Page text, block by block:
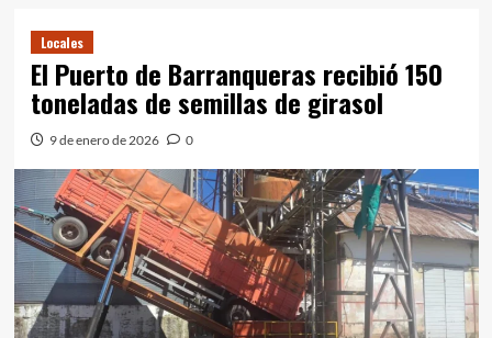
Locales
El Puerto de Barranqueras recibió 150
toneladas de semillas de girasol
9 de enero de 2026 0